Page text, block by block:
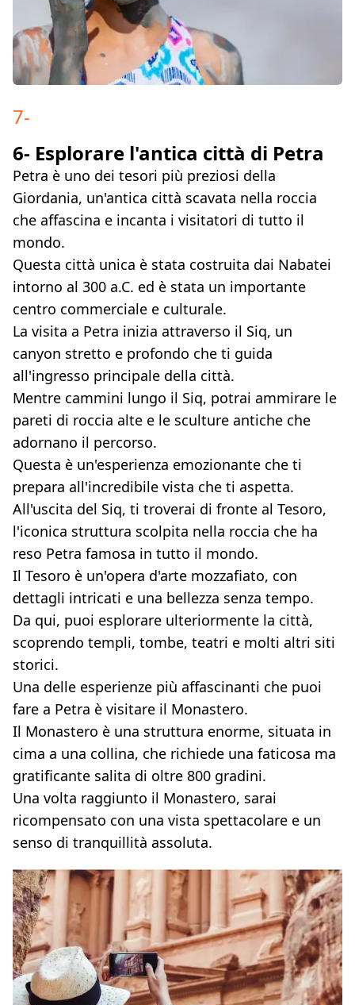
7-
6- Esplorare l'antica città di Petra
Petra è uno dei tesori più preziosi della
Giordania, un'antica città scavata nella roccia
che affascina e incanta i visitatori di tutto il
mondo.
Questa città unica è stata costruita dai Nabatei
intorno al 300 a.C. ed è stata un importante
centro commerciale e culturale.
La visita a Petra inizia attraverso il Siq, un
canyon stretto e profondo che ti guida
all'ingresso principale della città.
Mentre cammini lungo il Siq, potrai ammirare le
pareti di roccia alte e le sculture antiche che
adornano il percorso.
Questa è un'esperienza emozionante che ti
prepara all'incredibile vista che ti aspetta.
All'uscita del Siq, ti troverai di fronte al Tesoro,
l'iconica struttura scolpita nella roccia che ha
reso Petra famosa in tutto il mondo.
Il Tesoro è un'opera d'arte mozzafiato, con
dettagli intricati e una bellezza senza tempo.
Da qui, puoi esplorare ulteriormente la città,
scoprendo templi, tombe, teatri e molti altri siti
storici.
Una delle esperienze più affascinanti che puoi
fare a Petra è visitare il Monastero.
Il Monastero è una struttura enorme, situata in
cima a una collina, che richiede una faticosa ma
gratificante salita di oltre 800 gradini.
Una volta raggiunto il Monastero, sarai
ricompensato con una vista spettacolare e un
senso di tranquillità assoluta.